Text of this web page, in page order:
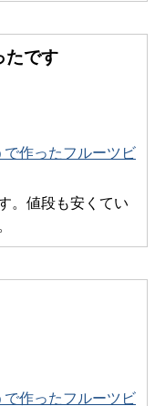
たです
で作ったフルーツビ
。値段も安くてい
で作ったフルーツビ